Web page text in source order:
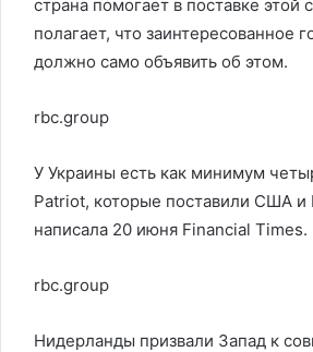
страна помогает в поставке этой
полагает, что заинтересованное
должно само объявить об этом.
rbc.group
У Украины есть как минимум
Patriot, которые поставили США и
написала 20 июня Financial Times.
rbc.group
Нидерланды призвали Запад к